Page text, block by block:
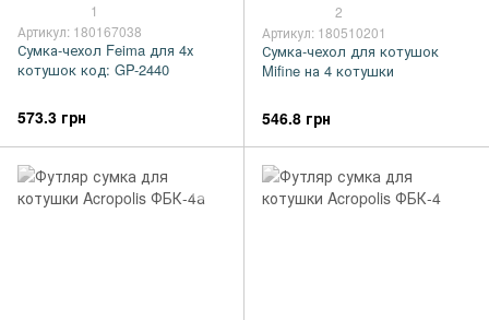
1
Артикул: 180167038
Сумка-чехол Feima для 4х
котушок код: GP-2440
573.3 грн
2
Артикул: 180510201
Сумка-чехол для котушок
Mifine на 4 котушки
546.8 грн